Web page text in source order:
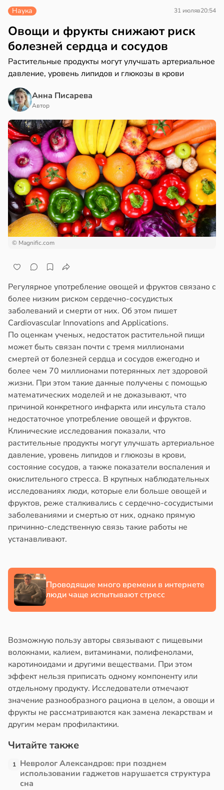
Наука 31 июляв20:54
Овощи и фрукты снижают риск
болезней сердца и сосудов
Растительные продукты могут улучшать артериальное
давление, уровень липидов и глюкозы в крови
Анна Писарева
Автор
© Magnific.com
Регулярное употребление овощей и фруктов связано с
более низким риском сердечно-сосудистых
заболеваний и смерти от них. Об этом пишет
Cardiovascular Innovations and Applications.
По оценкам ученых, недостаток растительной пищи
может быть связан почти с тремя миллионами
смертей от болезней сердца и сосудов ежегодно и
более чем 70 миллионами потерянных лет здоровой
жизни. При этом такие данные получены с помощью
математических моделей и не доказывают, что
причиной конкретного инфаркта или инсульта стало
недостаточное употребление овощей и фруктов.
Клинические исследования показали, что
растительные продукты могут улучшать артериальное
давление, уровень липидов и глюкозы в крови,
состояние сосудов, а также показатели воспаления и
окислительного стресса. В крупных наблюдательных
исследованиях люди, которые ели больше овощей и
фруктов, реже сталкивались с сердечно-сосудистыми
заболеваниями и смертью от них, однако прямую
причинно-следственную связь такие работы не
устанавливают.
Проводящие много времени в интернете
люди чаще испытывают стресс
Возможную пользу авторы связывают с пищевыми
волокнами, калием, витаминами, полифенолами,
каротиноидами и другими веществами. При этом
эффект нельзя приписать одному компоненту или
отдельному продукту. Исследователи отмечают
значение разнообразного рациона в целом, а овощи и
фрукты не рассматриваются как замена лекарствам и
другим мерам профилактики.
Читайте также
1 Невролог Александров: при позднем
использовании гаджетов нарушается структура
сна